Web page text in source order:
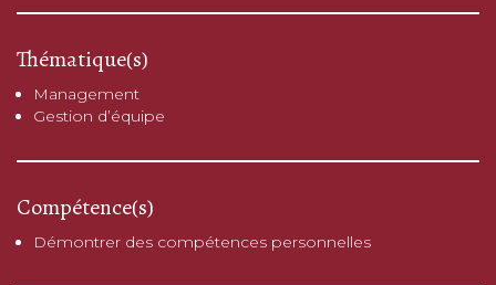
Thématique(s)
Management
Gestion d’équipe
Compétence(s)
Démontrer des compétences personnelles